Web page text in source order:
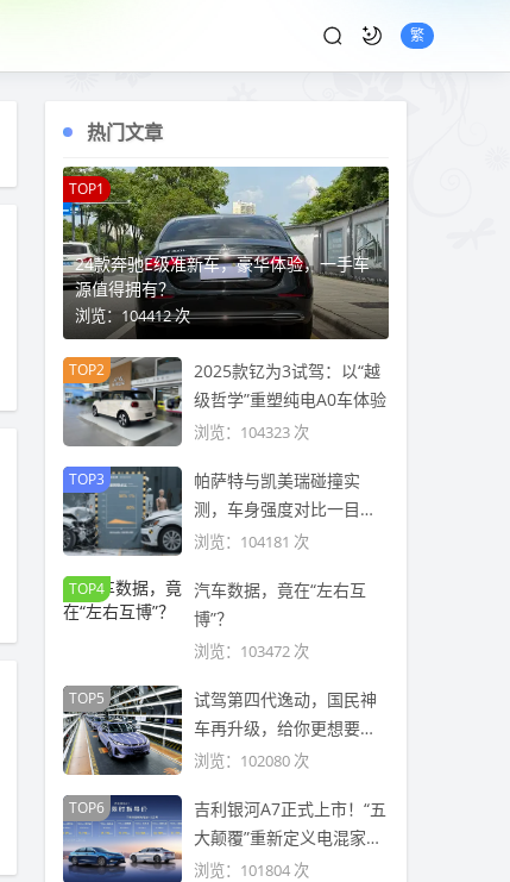
繁
热门文章
TOP1
24款奔驰E级准新车，豪华体验，一手车
源值得拥有？
浏览：104412 次
TOP2
2025款钇为3试驾：以“越
级哲学”重塑纯电A0车体验
浏览：104323 次
TOP3
帕萨特与凯美瑞碰撞实
测，车身强度对比一目了
然
浏览：104181 次
TOP4
汽车数据，竟在“左右互
博”？
浏览：103472 次
TOP5
试驾第四代逸动，国民神
车再升级，给你更想要的
“三大满足”
浏览：102080 次
TOP6
吉利银河A7正式上市！“五
大颠覆”重新定义电混家轿
新标准
浏览：101804 次